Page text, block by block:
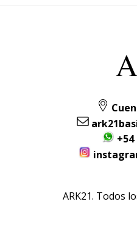
+54
ARK21. Todos